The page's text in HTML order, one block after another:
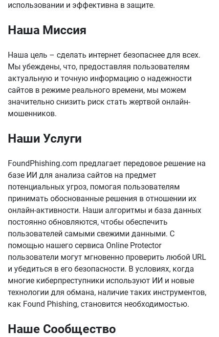
использовании и эффективна в защите.
Наша Миссия
Наша цель – сделать интернет безопаснее для всех.
Мы убеждены, что, предоставляя пользователям
актуальную и точную информацию о надежности
сайтов в режиме реального времени, мы можем
значительно снизить риск стать жертвой онлайн-
мошенников.
Наши Услуги
FoundPhishing.com предлагает передовое решение на
базе ИИ для анализа сайтов на предмет
потенциальных угроз, помогая пользователям
принимать обоснованные решения в отношении их
онлайн-активности. Наши алгоритмы и база данных
постоянно обновляются, чтобы обеспечить
пользователей самыми свежими данными. С
помощью нашего сервиса Online Protector
пользователи могут мгновенно проверить любой URL
и убедиться в его безопасности. В условиях, когда
многие киберпреступники используют ИИ и новые
технологии для обмана, наличие таких инструментов,
как Found Phishing, становится необходимостью.
Наше Сообщество